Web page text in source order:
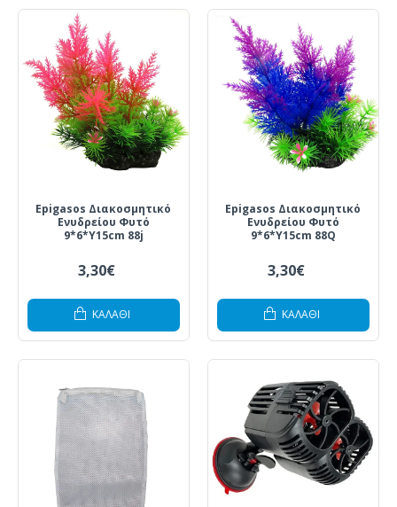
Epigasos Διακοσμητικό
Ενυδρείου Φυτό
9*6*Y15cm 88j
3,30€
ΚΑΛΆΘΙ
Epigasos Διακοσμητικό
Ενυδρείου Φυτό
9*6*Y15cm 88Q
3,30€
ΚΑΛΆΘΙ